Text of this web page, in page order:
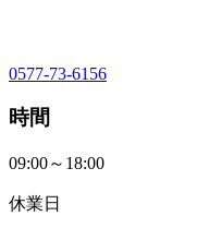
0577-73-6156
時間
09:00～18:00
休業日